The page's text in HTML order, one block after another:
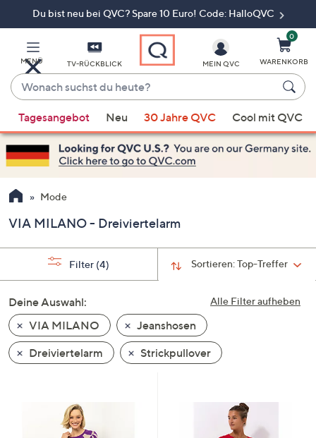
Du bist neu bei QVC? Spare 10 Euro! Code: HalloQVC
MENÜ TV-RÜCKBLICK
Wonach
suchst
du
heute?
Vorschläge
verfügbar
sind,
verwenden
Sie
Pfeiltasten
nach
und
nach
unten
oder
wischen
Sie
MEIN QVC
0
WARENKORB
Tagesangebot Neu 30 Jahre QVC Cool mit QVC
Mode
VIA MILANO - Dreiviertelarm
Sortieren:Top-Treffer
Filter (4)
Alle Filter aufheben
Deine Auswahl:
VIA MILANO
Jeanshosen
Dreiviertelarm
Strickpullover